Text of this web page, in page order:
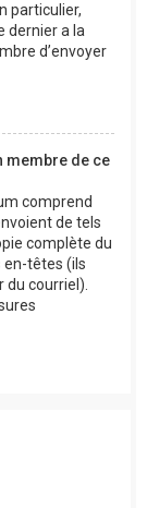
particulier,
dernier a la
d’envoyer
membre de ce
comprend
de tels
complète du
en-têtes (ils
du courriel).